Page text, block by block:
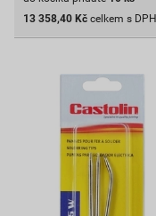
13 358,40 Kč celkem s DPH